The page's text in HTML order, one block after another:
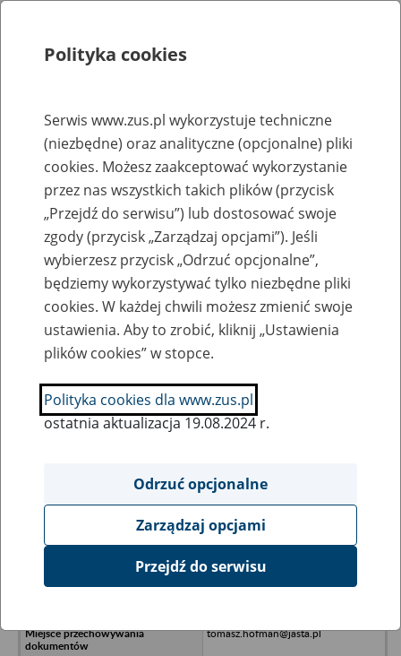
Rejestry, ewidencje i archiwa
Baza zlikwidowanych lub
przekształconych zakładów pracy
Nazwa zakładu pracy:
SZUKAJ
Ukryj wszystkie pozycje bazy
LAND 2010 Sp. z o.o. w likwidacji -
tomasz.hofman@jasta.pl
Polityka cookies
Serwis www.zus.pl wykorzystuje techniczne
(niezbędne) oraz analityczne (opcjonalne) pliki
cookies. Możesz zaakceptować wykorzystanie
przez nas wszystkich takich plików (przycisk
„Przejdź do serwisu”) lub dostosować swoje
zgody (przycisk „Zarządzaj opcjami”). Jeśli
wybierzesz przycisk „Odrzuć opcjonalne”,
będziemy wykorzystywać tylko niezbędne pliki
cookies. W każdej chwili możesz zmienić swoje
ustawienia. Aby to zrobić, kliknij „Ustawienia
plików cookies” w stopce.
Polityka cookies dla www.zus.pl
ostatnia aktualizacja 19.08.2024 r.
Odrzuć opcjonalne
Zarządzaj opcjami
Przejdź do serwisu